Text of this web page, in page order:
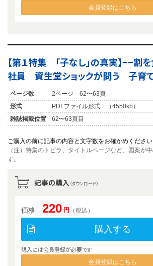
会員登録はこちら
【第１特集 「子なし」の真実】−−割
社員 資生堂ショックが問う 子育
ページ数
2ページ 62〜63頁
形式
PDFファイル形式 （4550kb）
雑誌掲載位置
62〜63頁目
ご購入の前に記事の内容と文字数をお確かめください
（注）特集のトビラ、タイトルページなど、図案が
す。
記事の購入 （ダウンロード）
価格 220 円 （税込）
購入する
購入には会員登録が必要です
会員登録はこちら